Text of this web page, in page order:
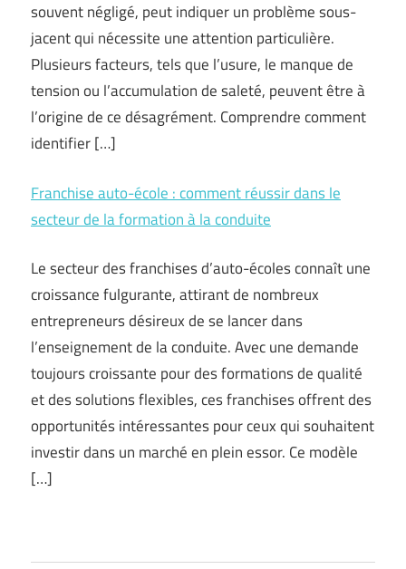
souvent négligé, peut indiquer un problème sous-
jacent qui nécessite une attention particulière.
Plusieurs facteurs, tels que l’usure, le manque de
tension ou l’accumulation de saleté, peuvent être à
l’origine de ce désagrément. Comprendre comment
identifier […]
Franchise auto-école : comment réussir dans le
secteur de la formation à la conduite
Le secteur des franchises d’auto-écoles connaît une
croissance fulgurante, attirant de nombreux
entrepreneurs désireux de se lancer dans
l’enseignement de la conduite. Avec une demande
toujours croissante pour des formations de qualité
et des solutions flexibles, ces franchises offrent des
opportunités intéressantes pour ceux qui souhaitent
investir dans un marché en plein essor. Ce modèle
[…]